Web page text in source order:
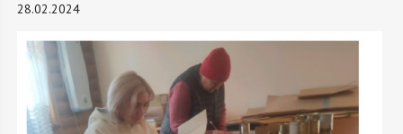
28.02.2024